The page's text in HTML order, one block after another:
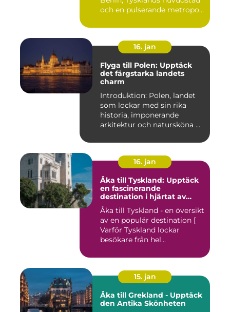
och en pulserande metropol,
16. jan
Flyga till Polen: Upptäck
det färgstarka landets
charm
Introduktion: Polen, landet
som lockar med sin rika
historia, imponerande
arkitektur och natursköna ...
16. jan
Åka till Tyskland: Upptäck
en fascinerande
destination i hjärtat av
Europa
Åka till Tyskland - en översikt
av en populär destination [
Varför Tyskland lockar
besökare från hel...
15. jan
Åka till Grekland - Upptäck
den Antika Skönheten